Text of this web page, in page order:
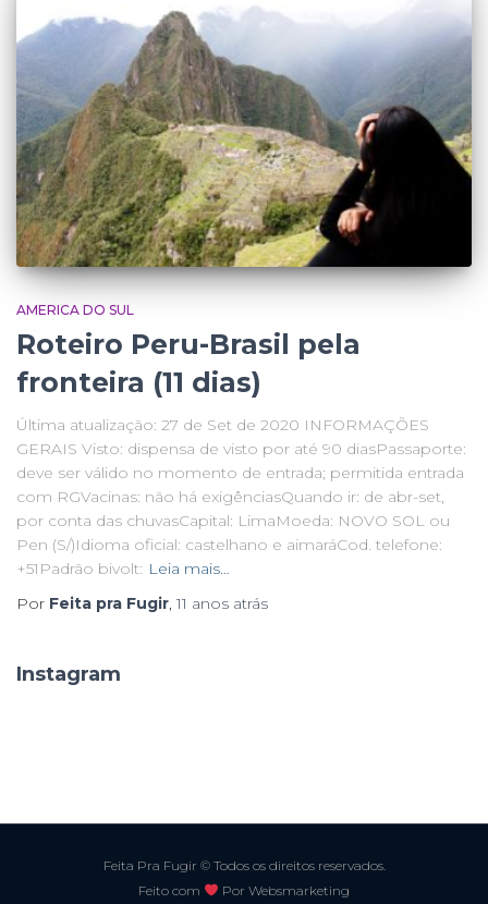
AMERICA DO SUL
Roteiro Peru-Brasil pela
fronteira (11 dias)
Última atualização: 27 de Set de 2020 INFORMAÇÕES
GERAIS Visto: dispensa de visto por até 90 diasPassaporte:
deve ser válido no momento de entrada; permitida entrada
com RGVacinas: não há exigênciasQuando ir: de abr-set,
por conta das chuvasCapital: LimaMoeda: NOVO SOL ou
Pen (S/)Idioma oficial: castelhano e aimaráCod. telefone:
+51Padrão bivolt: Leia mais…
Por Feita pra Fugir,11 anos atrás
Instagram
Feita Pra Fugir © Todos os direitos reservados.
Feito com
Por Websmarketing